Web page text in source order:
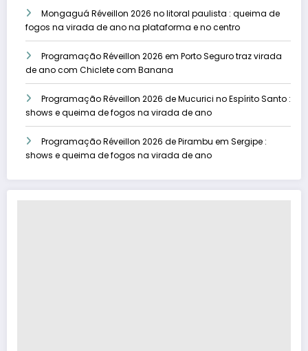
Mongaguá Réveillon 2026 no litoral paulista : queima de
fogos na virada de ano na plataforma e no centro
Programação Réveillon 2026 em Porto Seguro traz virada
de ano com Chiclete com Banana
Programação Réveillon 2026 de Mucurici no Espírito Santo :
shows e queima de fogos na virada de ano
Programação Réveillon 2026 de Pirambu em Sergipe :
shows e queima de fogos na virada de ano